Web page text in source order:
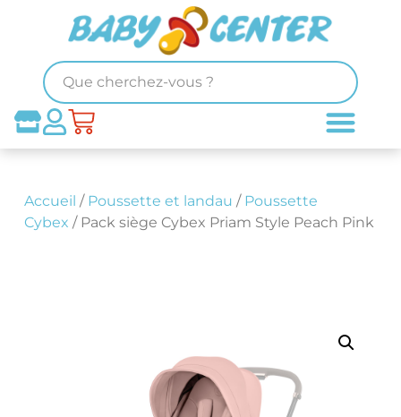
Accueil / Poussette et landau / Poussette
Cybex / Pack siège Cybex Priam Style Peach Pink